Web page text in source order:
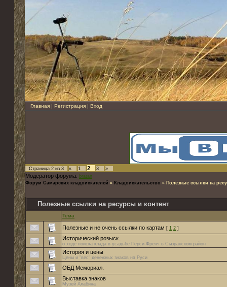
Главная | Регистрация | Вход
Страница 2 из 3 « 1 2 3 »
Модератор форума: bratan
Форум Самарских кладоискателей » Кладоискательство » Полезные ссылки на
Полезные ссылки на ресурсы и контент
Тема
Полезные и не очень ссылки по картам [ 1 2 ]
Исторический розыск..
о ходе поиска клада в усадьбе Перси-Френч в Сызранском район
История и цены
Цены и "вес" денежных знаков на Руси
ОБД Мемориал.
Выставка знаков
Музей Алабина